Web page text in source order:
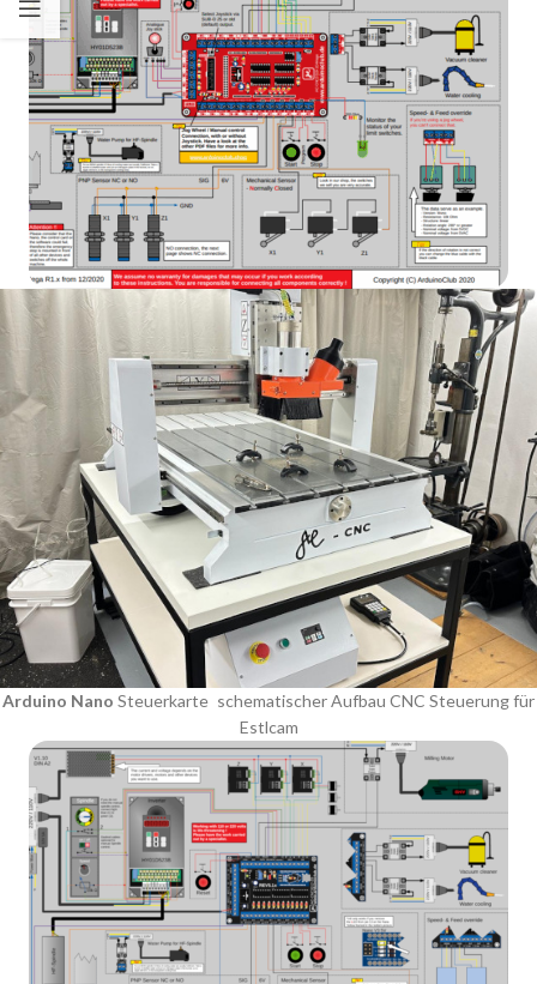
Arduino Nano Steuerkarte schematischer Aufbau CNC Steuerung für
Estlcam